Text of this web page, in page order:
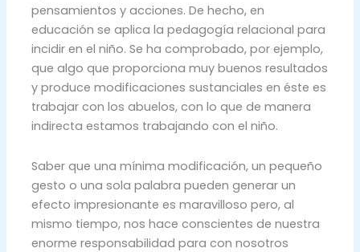
pensamientos y acciones. De hecho, en
educación se aplica la pedagogía relacional para
incidir en el niño. Se ha comprobado, por ejemplo,
que algo que proporciona muy buenos resultados
y produce modificaciones sustanciales en éste es
trabajar con los abuelos, con lo que de manera
indirecta estamos trabajando con el niño.
Saber que una mínima modificación, un pequeño
gesto o una sola palabra pueden generar un
efecto impresionante es maravilloso pero, al
mismo tiempo, nos hace conscientes de nuestra
enorme responsabilidad para con nosotros